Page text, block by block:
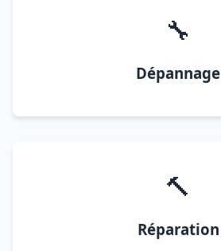
🔧
Dépannage
🔨
Réparation